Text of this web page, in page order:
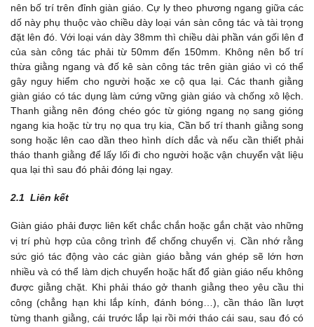
nên bố trí trên đỉnh giàn giáo. Cự ly theo phương ngang giữa các
dố này phụ thuộc vào chiều dày loại ván sàn công tác và tài trọng
đặt lên đó. Với loại ván dày 38mm thì chiều dài phần ván gối lên đ
của sàn công tác phải từ 50mm đến 150mm. Không nên bố trí
thừa giằng ngang và đố kê sàn công tác trên giàn giáo vì có thể
gây nguy hiểm cho người hoặc xe cộ qua lại. Các thanh giằng
giàn giáo có tác dụng làm cứng vững giàn giáo và chống xô lệch.
Thanh giằng nên đóng chéo góc từ gióng ngang nọ sang gióng
ngang kia hoặc từ trụ nọ qua trụ kia, Cần bố trí thanh giằng song
song hoặc lên cao dần theo hình dích dắc và nếu cần thiết phải
tháo thanh giằng để lấy lối đi cho người hoặc vận chuyển vật liệu
qua lại thì sau đó phải đóng lại ngay.
2.1 Liên kết
Giàn giáo phải được liên kết chắc chắn hoặc gắn chặt vào những
vị trí phù hợp của công trình để chống chuyển vị. Cần nhớ rằng
sức gió tác động vào các giàn giáo bằng ván ghép sẽ lớn hơn
nhiều và có thể làm dịch chuyển hoặc hất đổ giàn giáo nếu không
được giằng chặt. Khi phải tháo gở thanh giằng theo yêu cầu thi
công (chẳng hạn khi lắp kính, đánh bóng…), cần tháo lần lượt
từng thanh giằng, cái trước lắp lại rồi mới tháo cái sau, sau đó có